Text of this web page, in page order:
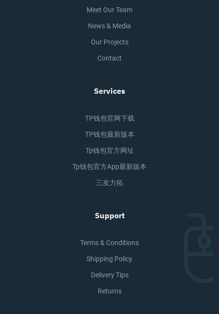
Meet Our Team
News & Media
Our Projects
Contact
Services
TP钱包官网下载
TP钱包最新版本
Tp钱包官方网址
Tp钱包官方app最新版本
三友力拓
Support
Terms & Conditions
Shipping Policy
Delivery Tips
Returns